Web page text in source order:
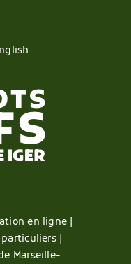
en ligne |
|
Marseille-